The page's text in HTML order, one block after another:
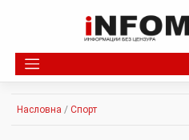
Насловна / Спорт